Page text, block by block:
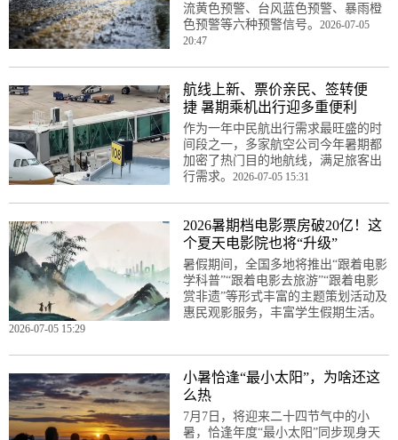
流黄色预警、台风蓝色预警、暴雨橙
色预警等六种预警信号。 2026-07-05
20:47
航线上新、票价亲民、签转便
捷 暑期乘机出行迎多重便利
作为一年中民航出行需求最旺盛的时
间段之一，多家航空公司今年暑期都
加密了热门目的地航线，满足旅客出
行需求。 2026-07-05 15:31
2026暑期档电影票房破20亿！这
个夏天电影院也将“升级”
暑假期间，全国多地将推出“跟着电影
学科普”“跟着电影去旅游”“跟着电影
赏非遗”等形式丰富的主题策划活动及
惠民观影服务，丰富学生假期生活。
2026-07-05 15:29
小暑恰逢“最小太阳”，为啥还这
么热
7月7日，将迎来二十四节气中的小
暑，恰逢年度“最小太阳”同步现身天